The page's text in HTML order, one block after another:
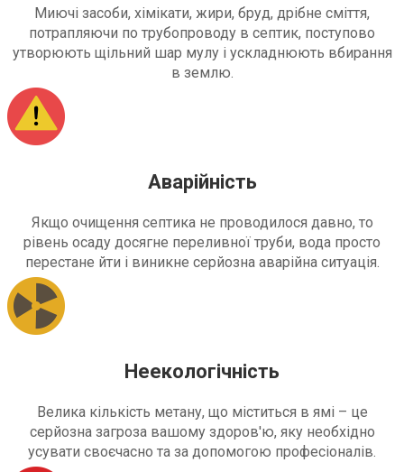
Миючі засоби, хімікати, жири, бруд, дрібне сміття,
потрапляючи по трубопроводу в септик, поступово
утворюють щільний шар мулу і ускладнюють вбирання
в землю.
Аварійність
Якщо очищення септика не проводилося давно, то
рівень осаду досягне переливної труби, вода просто
перестане йти і виникне серйозна аварійна ситуація.
Неекологічність
Велика кількість метану, що міститься в ямі – це
серйозна загроза вашому здоров'ю, яку необхідно
усувати своєчасно та за допомогою професіоналів.